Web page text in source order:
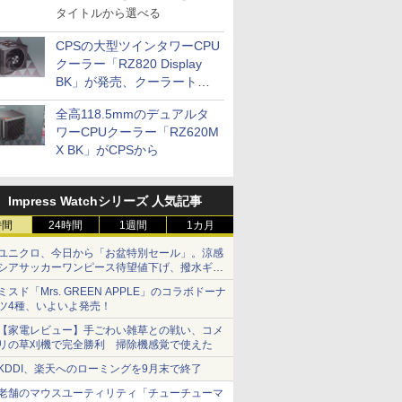
タイトルから選べる
CPSの大型ツインタワーCPU
クーラー「RZ820 Display
BK」が発売、クーラートッ
プに5インチ液晶搭載
全高118.5mmのデュアルタ
ワーCPUクーラー「RZ620M
X BK」がCPSから
Impress Watchシリーズ 人気記事
24時間 1週間 1カ月
ニクロ、今日から「お盆特別セール」。涼感
アサッカーワンピース待望値下げ、撥水ギア
ョーツは1990円に
スド「Mrs. GREEN APPLE」のコラボドーナ
4種、いよいよ発売！
家電レビュー】手ごわい雑草との戦い、コメ
の草刈機で完全勝利 掃除機感覚で使えた
、楽天へのローミングを9月末で終了
舗のマウスユーティリティ「チューチューマ